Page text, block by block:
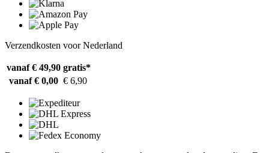
Verzendkosten voor Nederland
vanaf € 49,90 gratis*
vanaf € 0,00 € 6,90